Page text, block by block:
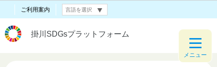
ご利用案内
掛川SDGsプラットフォーム
メニュー